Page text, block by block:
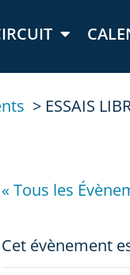
ESSAIS
« Tous les
Cet évènement